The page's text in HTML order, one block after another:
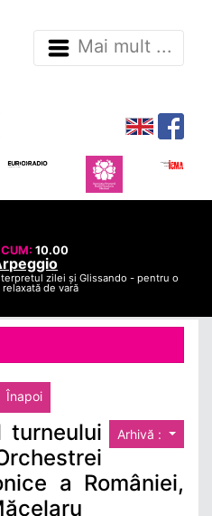
Mai mult ...
10.00
zilei și Glissando - pentru o
relaxată de vară
Înapoi
Arhivă :
turneului
a României,